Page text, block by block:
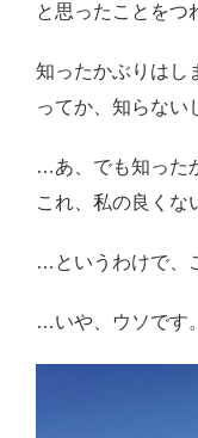
と思ったことをつ
知ったかぶりはし
ってか、知らない
…あ、でも知った
これ、私の良くな
…というわけで、
…いや、ウソです。